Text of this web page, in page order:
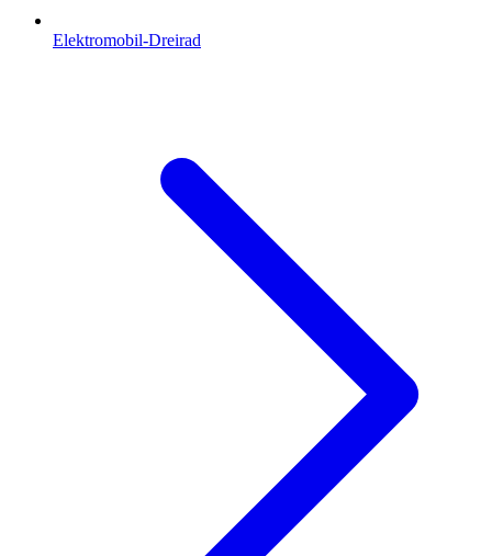
Elektromobil-Dreirad